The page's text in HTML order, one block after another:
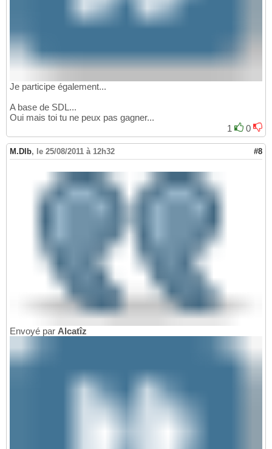
Je participe également...
A base de SDL...
Oui mais toi tu ne peux pas gagner...
1
0
M.Dlb, le 25/08/2011 à 12h32 #8
Envoyé par Alcatîz